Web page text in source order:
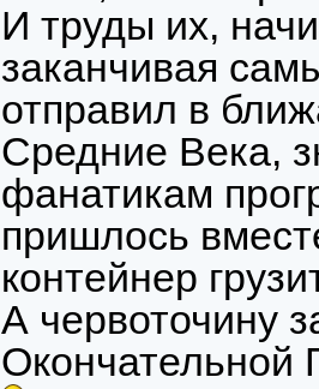
И труды их,
заканчивая
отправил в
Средние Века,
фанатикам
пришлось
контейнер
А червоточину
Окончательной